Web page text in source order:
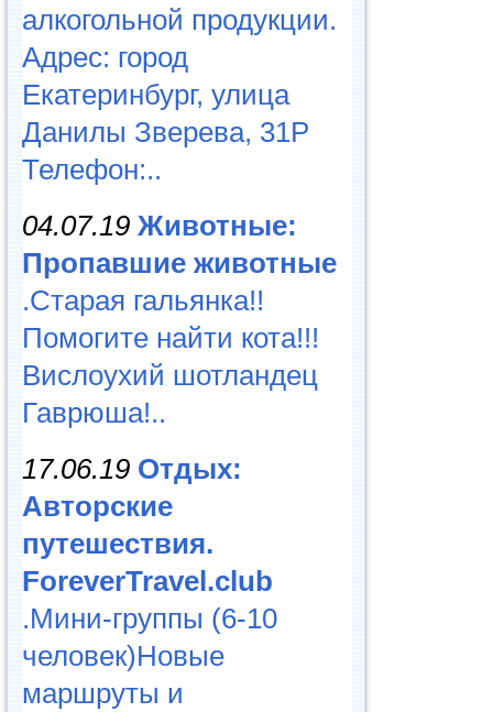
алкогольной продукции.
Адрес: город
Екатеринбург, улица
Данилы Зверева, 31Р
Телефон:..
04.07.19 Животные:
Пропавшие животные
.Старая гальянка!!
Помогите найти кота!!!
Вислоухий шотландец
Гаврюша!..
17.06.19 Отдых:
Авторские
путешествия.
ForeverTravel.club
.Мини-группы (6-10
человек)Новые
маршруты и